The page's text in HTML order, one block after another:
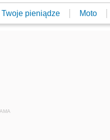
Twoje pieniądze Moto